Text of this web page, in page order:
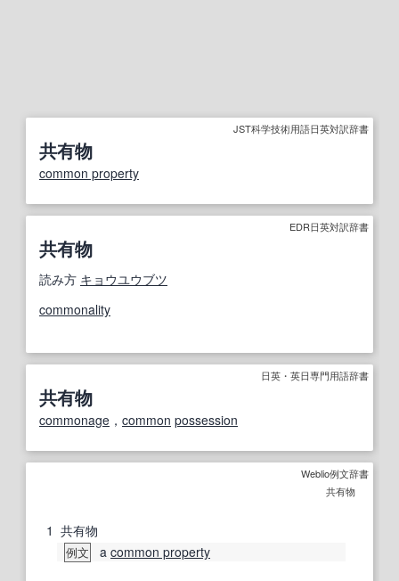
JST科学技術用語日英対訳辞書
共有物
common property
EDR日英対訳辞書
共有物
読み方 キョウユウブツ
commonality
日英・英日専門用語辞書
共有物
commonage ， common possession
Weblio例文辞書
共有物
1 共有物
例文 a common property